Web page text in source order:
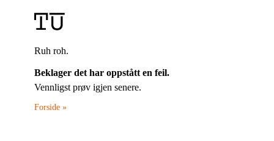
Ruh roh.
Beklager det har oppstått en feil.
Vennligst prøv igjen senere.
Forside »